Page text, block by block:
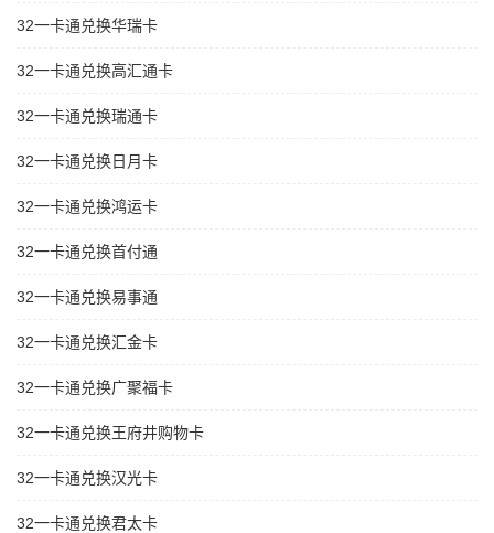
32一卡通兑换华瑞卡
32一卡通兑换高汇通卡
32一卡通兑换瑞通卡
32一卡通兑换日月卡
32一卡通兑换鸿运卡
32一卡通兑换首付通
32一卡通兑换易事通
32一卡通兑换汇金卡
32一卡通兑换广聚福卡
32一卡通兑换王府井购物卡
32一卡通兑换汉光卡
32一卡通兑换君太卡